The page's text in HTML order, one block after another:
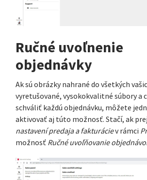
Ručné uvoľnenie
objednávky
Ak sú obrázky nahrané do všetkých
vyretušované, vysokokvalitné súbory a
schváliť každú objednávku, môžete
aktivovať aj túto možnosť. Stačí, ak
nastavení predaja a fakturáciev rámci
možnosť Ručné uvoľňovanie